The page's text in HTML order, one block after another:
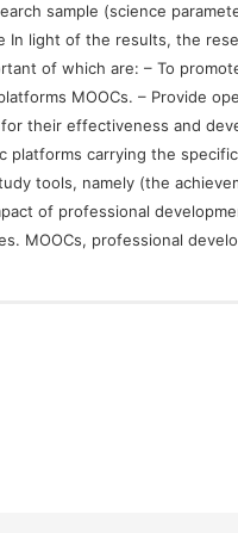
sample (science
In light of the results, the
of which are: – To
MOOCs. – Provide
their effectiveness and
carrying the
tools, namely (the
of professional
MOOCs, professional